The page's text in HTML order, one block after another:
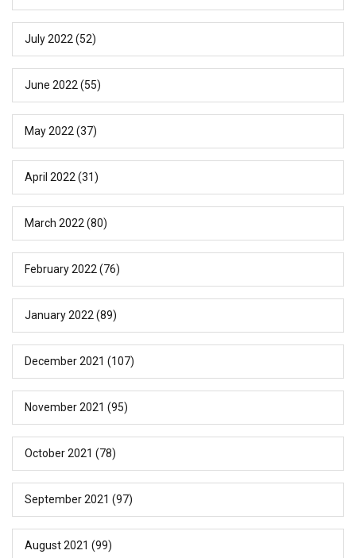
July 2022 (52)
June 2022 (55)
May 2022 (37)
April 2022 (31)
March 2022 (80)
February 2022 (76)
January 2022 (89)
December 2021 (107)
November 2021 (95)
October 2021 (78)
September 2021 (97)
August 2021 (99)